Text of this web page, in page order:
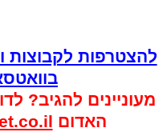
להצטרפות לקבוצות
מעוניינים להגיב?
האדום